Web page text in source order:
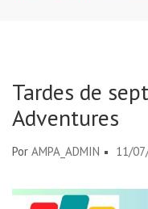
Tardes de
Adventures
Por AMPA_ADMIN 11/